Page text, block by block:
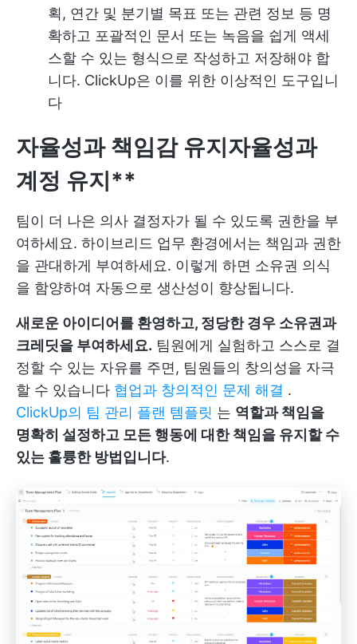
획, 연간 및 분기별 목표 또는 관련 정보 등 명
확하고 포괄적인 문서 또는 녹음을 쉽게 액세
스할 수 있는 형식으로 작성하고 저장해야 합
니다. ClickUp은 이를 위한 이상적인 도구입니
다
자율성과 책임감 유지자율성과
계정 유지**
팀이 더 나은 의사 결정자가 될 수 있도록 권한을 부
여하세요. 하이브리드 업무 환경에서는 책임과 권한
을 관대하게 부여하세요. 이렇게 하면 소유권 의식
을 함양하여 자동으로 생산성이 향상됩니다.
새로운 아이디어를 환영하고, 정당한 경우 소유권과
크레딧을 부여하세요. 팀원에게 실험하고 스스로 결
정할 수 있는 자유를 주면, 팀원들의 창의성을 자극
할 수 있습니다 협업과 창의적인 문제 해결 .
ClickUp의 팀 관리 플랜 템플릿 는 역할과 책임을
명확히 설정하고 모든 행동에 대한 책임을 유지할 수
있는 훌륭한 방법입니다.